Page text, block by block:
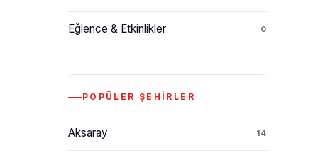
Eğlence & Etkinlikler 0
POPÜLER ŞEHIRLER
Aksaray 14